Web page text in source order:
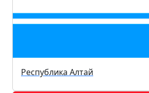
Республика Алтай